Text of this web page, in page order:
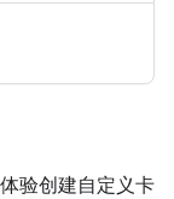
验创建自定义卡